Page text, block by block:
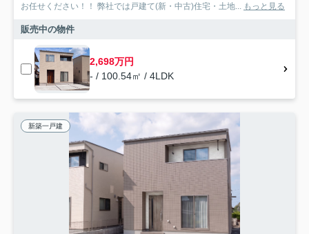
お任せください！！ 弊社では戸建て(新・中古)住宅・土地... もっと見る
販売中の物件
2,698万円
- / 100.54㎡ / 4LDK
新築一戸建